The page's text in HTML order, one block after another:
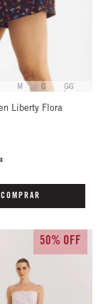
M G GG
Liberty Flora
COMPRAR
50% OFF